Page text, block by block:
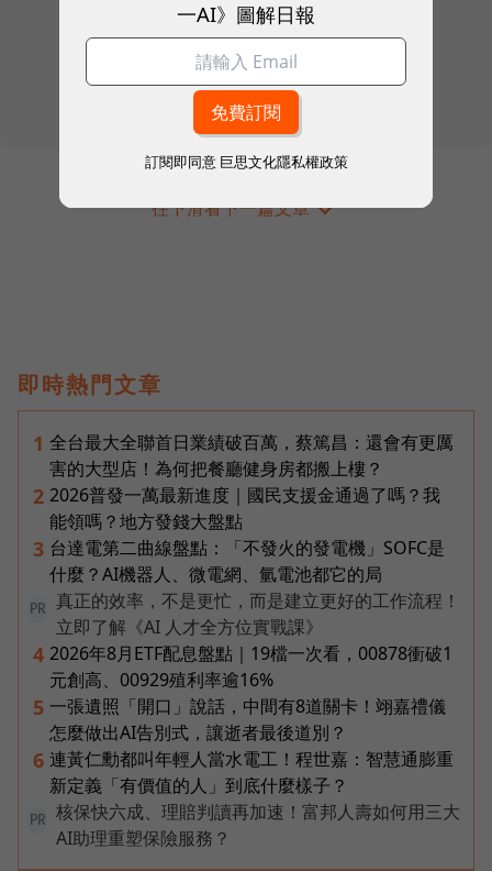
往下滑看下一篇文章
即時熱門文章
1 全台最大全聯首日業績破百萬，蔡篤昌：還會有更厲
害的大型店！為何把餐廳健身房都搬上樓？
2 2026普發一萬最新進度｜國民支援金通過了嗎？我
能領嗎？地方發錢大盤點
3 台達電第二曲線盤點：「不發火的發電機」SOFC是
什麼？AI機器人、微電網、氫電池都它的局
PR
真正的效率，不是更忙，而是建立更好的工作流程！
立即了解《AI 人才全方位實戰課》
4 2026年8月ETF配息盤點｜19檔一次看，00878衝破1
元創高、00929殖利率逾16%
5 一張遺照「開口」說話，中間有8道關卡！翊嘉禮儀
怎麼做出AI告別式，讓逝者最後道別？
6 連黃仁勳都叫年輕人當水電工！程世嘉：智慧通膨重
新定義「有價值的人」到底什麼樣子？
PR
核保快六成、理賠判讀再加速！富邦人壽如何用三大
AI助理重塑保險服務？
一AI》圖解日報
訂閱即同意 巨思文化隱私權政策